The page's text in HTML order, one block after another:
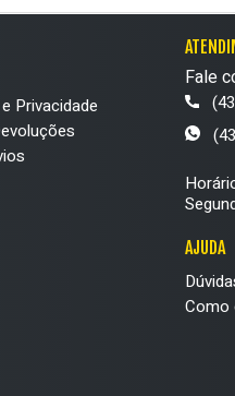
Privacidade
Fale
AJUDA
Como